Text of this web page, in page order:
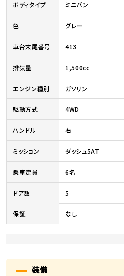
ボディタイプ ミニバン
色 グレー
車台末尾番号 413
排気量 1,500cc
エンジン種別 ガソリン
駆動方式 4WD
ハンドル 右
ミッション ダッシュ5AT
乗車定員 6名
ドア数 5
保証 なし
装備